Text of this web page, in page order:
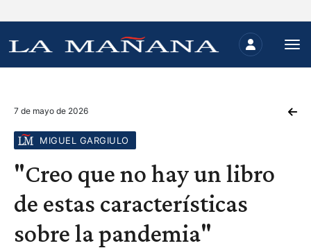
7 de mayo de 2026
MIGUEL GARGIULO
"Creo que no hay un libro
de estas características
sobre la pandemia"